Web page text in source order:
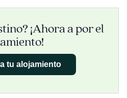
¡Ahora a por el
tu alojamiento